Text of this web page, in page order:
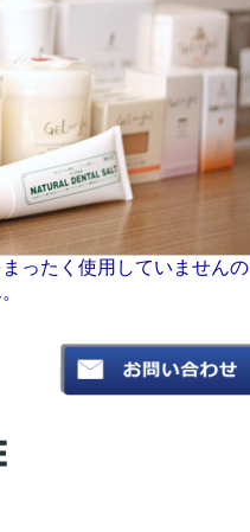
ったく使用していませんの